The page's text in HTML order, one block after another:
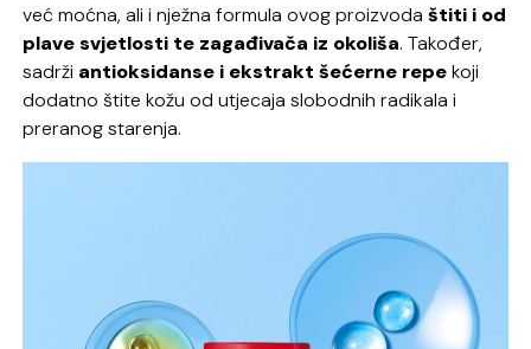
već moćna, ali i nježna formula ovog proizvodaštiti i od
plave svjetlosti te zagađivača iz okoliša. Također,
sadrži antioksidanse i ekstrakt šećerne repekoji
dodatno štite kožu od utjecaja slobodnih radikala i
preranog starenja.